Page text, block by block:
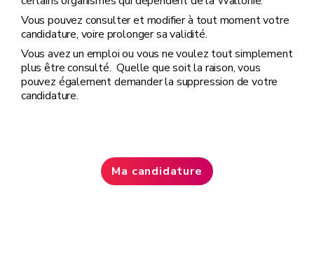
Vous pouvez consulter et modifier à tout moment votre
candidature, voire prolonger sa validité.
Vous avez un emploi ou vous ne voulez tout simplement
plus être consulté. Quelle que soit la raison, vous
pouvez également demander la suppression de votre
candidature.
Ma candidature